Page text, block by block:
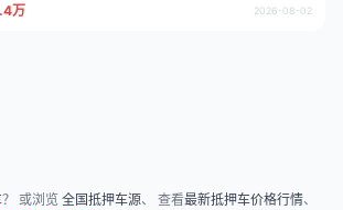
万 2026-08-02
？ 或浏览 全国抵押车源、 查看最新抵押车价格行情、